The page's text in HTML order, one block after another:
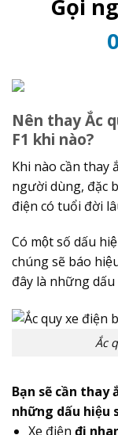
Gọi
Nên thay Ắc
F1 khi nào?
Khi nào cần thay
người dùng, đặc
điện có tuổi đời
Có một số dấu
chúng sẽ báo
đây là những dấu
Ắc
Bạn sẽ cần thay
những dấu hiệu
Xe điện đi